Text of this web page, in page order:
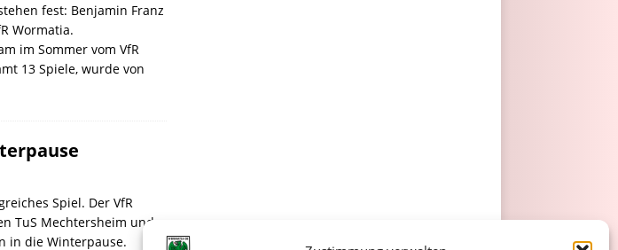
fest: Benjamin Franz
Wormatia.
im Sommer vom VfR
13 Spiele, wurde von
Spiel. Der VfR
TuS Mechtersheim und
in die Winterpause.